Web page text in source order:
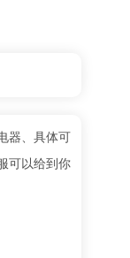
器、具体可
可以给到你